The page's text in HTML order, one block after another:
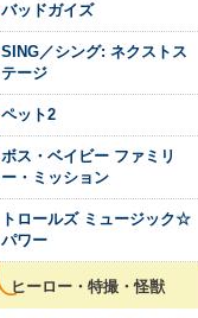
バッドガイズ
SING／シング: ネクストス
テージ
ペット2
ボス・ベイビー ファミリ
ー・ミッション
トロールズ ミュージック☆
パワー
ヒーロー・特撮・怪獣